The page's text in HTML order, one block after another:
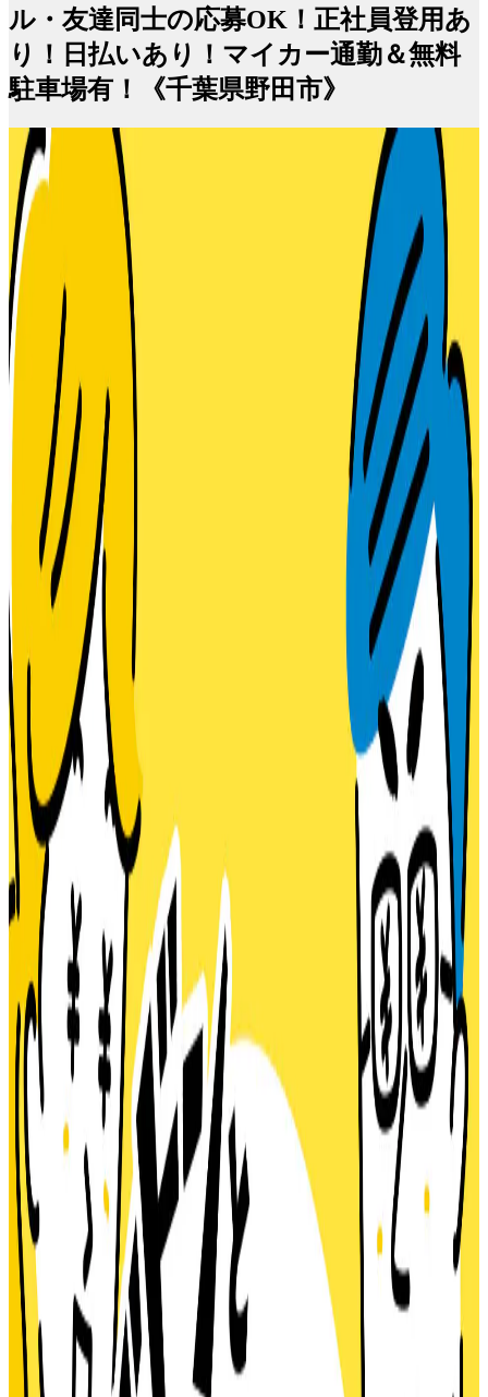
ル・友達同士の応募OK！正社員登用あ
り！日払いあり！マイカー通勤＆無料
駐車場有！《千葉県野田市》